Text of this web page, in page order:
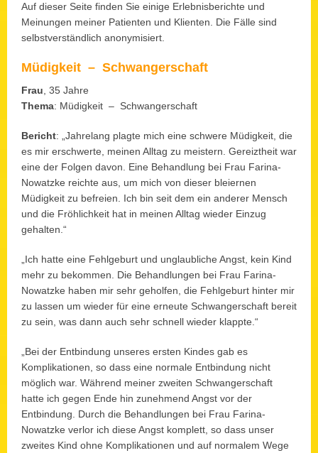
Auf dieser Seite finden Sie einige Erlebnisberichte und
Meinungen meiner Patienten und Klienten. Die Fälle sind
selbstverständlich anonymisiert.
Müdigkeit – Schwangerschaft
Frau , 35 Jahre
Thema: Müdigkeit – Schwangerschaft
Bericht: „Jahrelang plagte mich eine schwere Müdigkeit, die
es mir erschwerte, meinen Alltag zu meistern. Gereiztheit war
eine der Folgen davon. Eine Behandlung bei Frau Farina-
Nowatzke reichte aus, um mich von dieser bleiernen
Müdigkeit zu befreien. Ich bin seit dem ein anderer Mensch
und die Fröhlichkeit hat in meinen Alltag wieder Einzug
gehalten.“
„Ich hatte eine Fehlgeburt und unglaubliche Angst, kein Kind
mehr zu bekommen. Die Behandlungen bei Frau Farina-
Nowatzke haben mir sehr geholfen, die Fehlgeburt hinter mir
zu lassen um wieder für eine erneute Schwangerschaft bereit
zu sein, was dann auch sehr schnell wieder klappte.“
„Bei der Entbindung unseres ersten Kindes gab es
Komplikationen, so dass eine normale Entbindung nicht
möglich war. Während meiner zweiten Schwangerschaft
hatte ich gegen Ende hin zunehmend Angst vor der
Entbindung. Durch die Behandlungen bei Frau Farina-
Nowatzke verlor ich diese Angst komplett, so dass unser
zweites Kind ohne Komplikationen und auf normalem Wege